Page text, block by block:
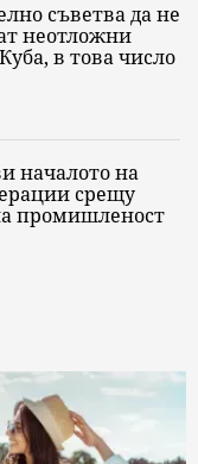
съветва да не
неотложни
в това число
началото на
срещу
промишленост